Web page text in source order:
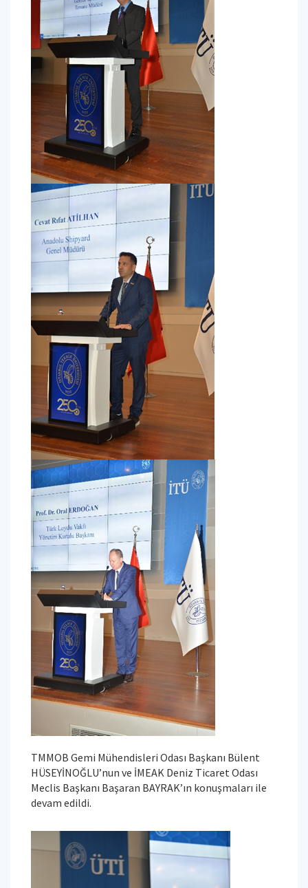
TMMOB Gemi Mühendisleri Odası Başkanı Bülent
HÜSEYİNOĞLU’nun ve İMEAK Deniz Ticaret Odası
Meclis Başkanı Başaran BAYRAK’ın konuşmaları ile
devam edildi.